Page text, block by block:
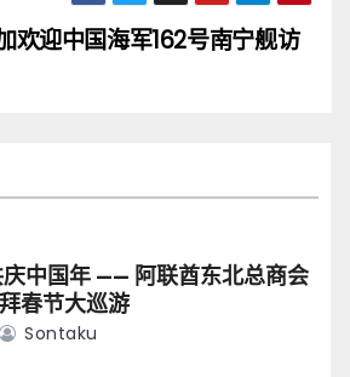
欢迎中国海军162号南宁舰访
中国年 —— 阿联酋东北总商会
春节大巡游
Sontaku